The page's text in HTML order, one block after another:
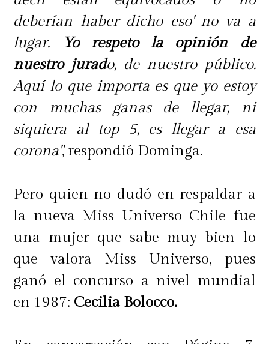
deberían haber dicho eso' no va a
lugar.
Yo respeto la opinión de
nuestro jurado, de nuestro público.
Aquí lo que importa es que yo estoy
con muchas ganas de llegar, ni
siquiera al top 5, es llegar a esa
corona",respondió Dominga.
Pero quien no dudó en respaldar a
la nueva Miss Universo Chile fue
una mujer que sabe muy bien lo
que valora Miss Universo, pues
ganó el concurso a nivel mundial
en 1987: Cecilia Bolocco.